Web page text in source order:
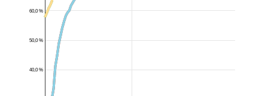
40,0 %
50,0 %
60,0 %